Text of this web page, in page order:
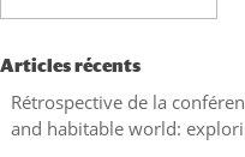
Articles récents
Rétrospective de la
and habitable world: